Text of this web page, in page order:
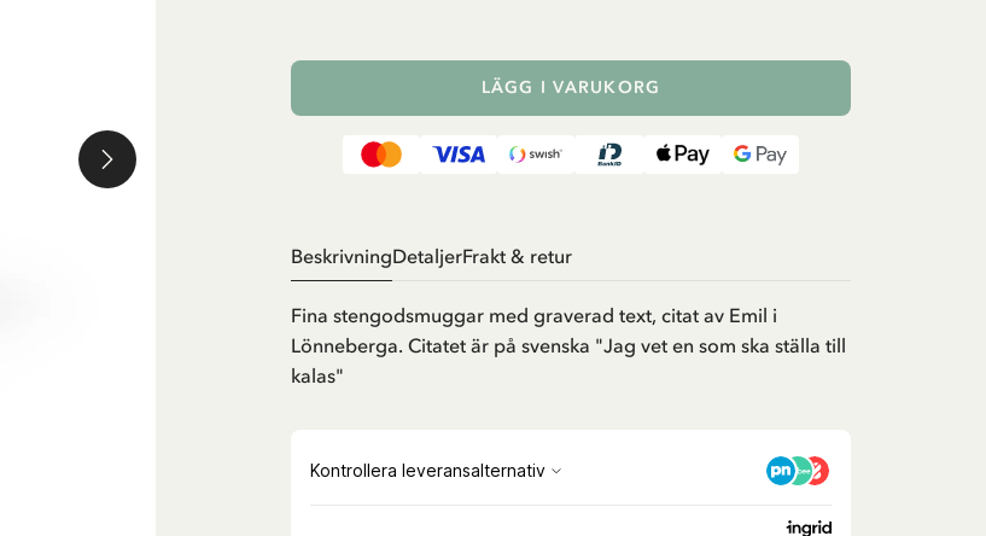
LÄGG I VARUKORG
BeskrivningDetaljerFrakt & retur
Fina stengodsmuggar med graverad text, citat av Emil i
Lönneberga. Citatet är på svenska "Jag vet en som ska ställa till
kalas"